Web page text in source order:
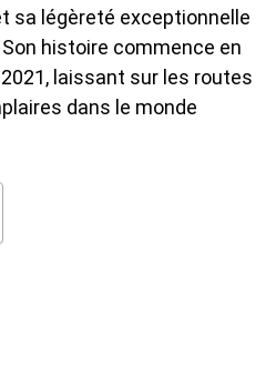
sa légèreté exceptionnelle
histoire commence en
laissant sur les routes
dans le monde